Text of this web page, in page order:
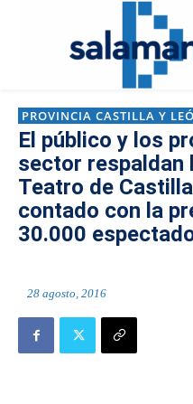
PROVINCIA CASTILLA Y
El público y los
sector respaldan
Teatro de
contado con la
30.000
28 agosto, 2016